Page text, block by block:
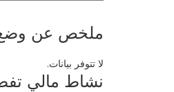
ملخص عن وضع
لا تتوفر بيانات.
نشاط مالي تفصيلي